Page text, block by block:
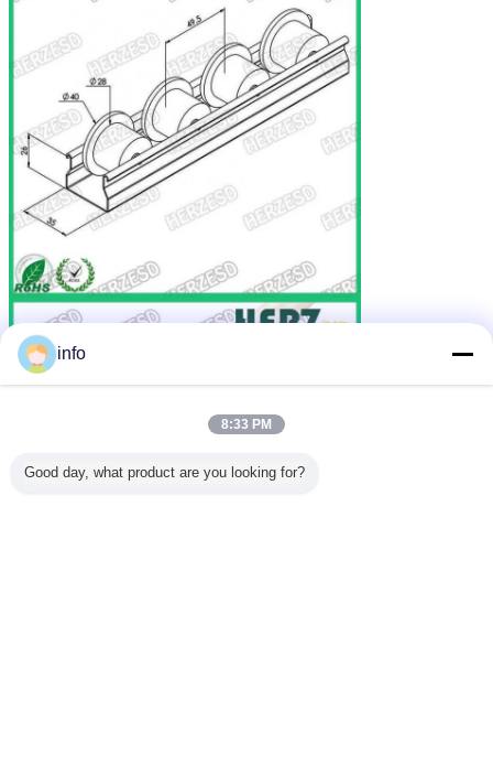
info
8:33 PM
Good day, what product are you looking for?